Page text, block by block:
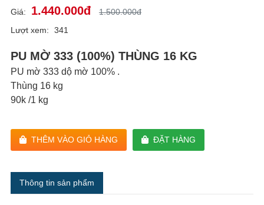
Giá: 1.440.000đ
1.500.000đ
Lượt xem:
341
PU MỜ 333 (100%) THÙNG 16 KG
PU mờ 333 dộ mờ 100% .
Thùng 16 kg
90k /1 kg
THÊM VÀO GIỎ HÀNG ĐẶT HÀNG
Thông tin sản phẩm